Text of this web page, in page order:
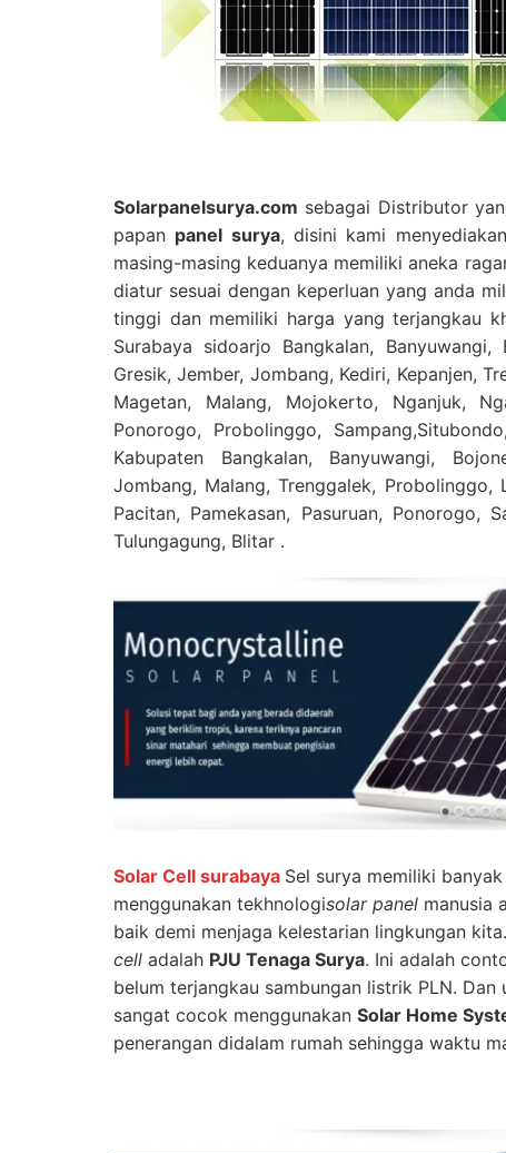
Solarpanelsurya.com sebagai Distributor
papan panel surya, disini kami
masing-masing keduanya memiliki aneka
diatur sesuai dengan keperluan yang anda
tinggi dan memiliki harga yang terjangkau
Surabaya sidoarjo Bangkalan,
Gresik, Jember, Jombang, Kediri, Kepanjen,
Magetan, Malang, Mojokerto, Nganjuk,
Ponorogo, Probolinggo,
Kabupaten Bangkalan, Banyuwangi,
Jombang, Malang, Trenggalek, Probolinggo,
Pacitan, Pamekasan, Pasuruan, Ponorogo,
Tulungagung, Blitar .
Solar Cell surabaya Sel surya memiliki
menggunakan tekhnologisolar panel manusia
baik demi menjaga kelestarian lingkungan
cell adalah PJU Tenaga Surya. Ini adalah
belum terjangkau sambungan listrik PLN.
sangat cocok menggunakan Solar Home
penerangan didalam rumah sehingga waktu